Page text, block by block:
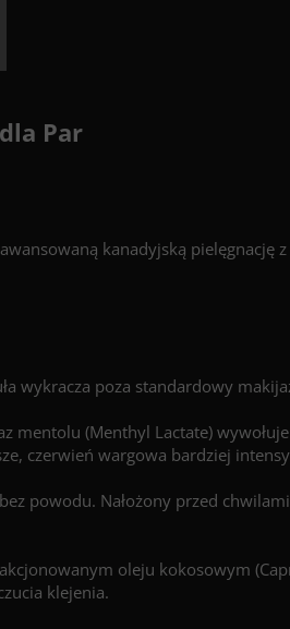
Par
kanadyjską pielęgnację
wykracza poza standardowy
mentolu (Menthyl Lactate)
czerwień wargowa bardziej
powodu. Nałożony przed
oleju kokosowym
klejenia.